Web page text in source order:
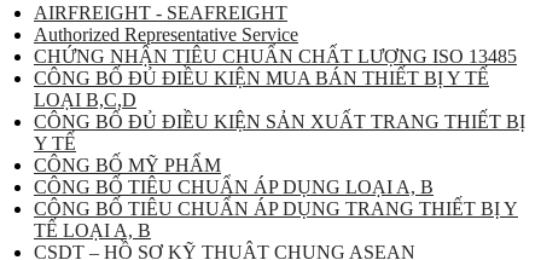
AIRFREIGHT - SEAFREIGHT
Authorized Representative Service
CHỨNG NHẬN TIÊU CHUẨN CHẤT LƯỢNG ISO 13485
CÔNG BỐ ĐỦ ĐIỀU KIỆN MUA BÁN THIẾT BỊ Y TẾ
LOẠI B,C,D
CÔNG BỐ ĐỦ ĐIỀU KIỆN SẢN XUẤT TRANG THIẾT BỊ
Y TẾ
CÔNG BỐ MỸ PHẨM
CÔNG BỐ TIÊU CHUẨN ÁP DỤNG LOẠI A, B
CÔNG BỐ TIÊU CHUẨN ÁP DỤNG TRANG THIẾT BỊ Y
TẾ LOẠI A, B
CSDT – HỒ SƠ KỸ THUẬT CHUNG ASEAN